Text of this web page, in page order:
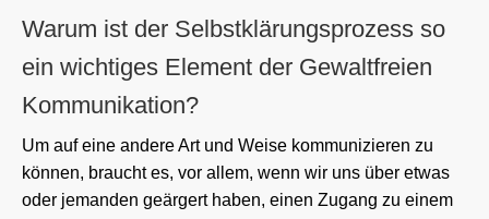
Warum ist der Selbstklärungsprozess so
ein wichtiges Element der Gewaltfreien
Kommunikation?
Um auf eine andere Art und Weise kommunizieren zu
können, braucht es, vor allem, wenn wir uns über etwas
oder jemanden geärgert haben, einen Zugang zu einem